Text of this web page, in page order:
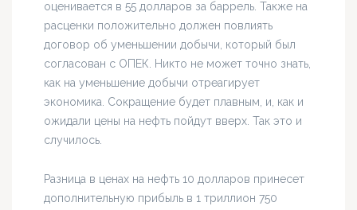
оценивается в 55 долларов за баррель. Также на
расценки положительно должен повлиять
договор об уменьшении добычи, который был
согласован с ОПЕК. Никто не может точно знать,
как на уменьшение добычи отреагирует
экономика. Сокращение будет плавным, и, как и
ожидали цены на нефть пойдут вверх. Так это и
случилось.
Разница в ценах на нефть 10 долларов принесет
дополнительную прибыль в 1 триллион 750